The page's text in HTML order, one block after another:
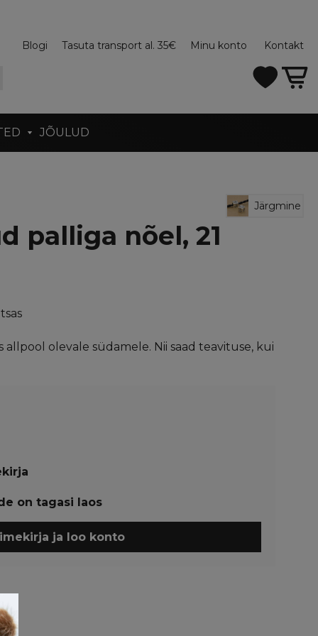
Blogi Tasuta transport al. 35€ Minu konto Kontakt
JÕULUD
Järgmine
palliga nõel, 21
allpool olevale südamele. Nii saad teavituse, kui
on tagasi laos
ja loo konto